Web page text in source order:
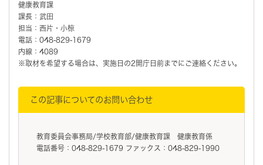
健康教育課
課長：武田
担当：西片・小椋
電話：048-829-1679
内線：4089
※取材を希望する場合は、実施日の2開庁日前までにご連絡ください。
この記事についてのお問い合わせ
教育委員会事務局/学校教育部/健康教育課 健康教育係
電話番号：048-829-1679 ファックス：048-829-1990